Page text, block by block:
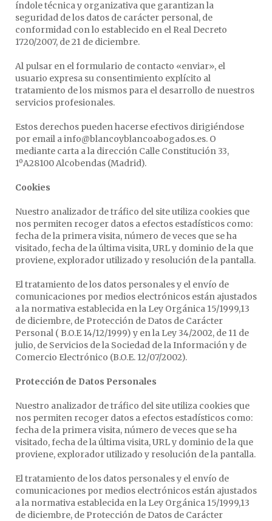
índole técnica y organizativa que garantizan la
seguridad de los datos de carácter personal, de
conformidad con lo establecido en el Real Decreto
1720/2007, de 21 de diciembre.
Al pulsar en el formulario de contacto «enviar», el
usuario expresa su consentimiento explícito al
tratamiento de los mismos para el desarrollo de nuestros
servicios profesionales.
Estos derechos pueden hacerse efectivos dirigiéndose
por email a info@blancoyblancoabogados.es. O
mediante carta a la dirección Calle Constitución 33,
1ºA28100 Alcobendas (Madrid).
Cookies
Nuestro analizador de tráfico del site utiliza cookies que
nos permiten recoger datos a efectos estadísticos como:
fecha de la primera visita, número de veces que se ha
visitado, fecha de la última visita, URL y dominio de la que
proviene, explorador utilizado y resolución de la pantalla.
El tratamiento de los datos personales y el envío de
comunicaciones por medios electrónicos están ajustados
a la normativa establecida en la Ley Orgánica 15/1999,13
de diciembre, de Protección de Datos de Carácter
Personal ( B.O.E 14/12/1999) y en la Ley 34/2002, de 11 de
julio, de Servicios de la Sociedad de la Información y de
Comercio Electrónico (B.O.E. 12/07/2002).
Protección de Datos Personales
Nuestro analizador de tráfico del site utiliza cookies que
nos permiten recoger datos a efectos estadísticos como:
fecha de la primera visita, número de veces que se ha
visitado, fecha de la última visita, URL y dominio de la que
proviene, explorador utilizado y resolución de la pantalla.
El tratamiento de los datos personales y el envío de
comunicaciones por medios electrónicos están ajustados
a la normativa establecida en la Ley Orgánica 15/1999,13
de diciembre, de Protección de Datos de Carácter